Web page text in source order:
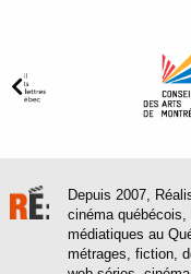
Depuis 2007,
cinéma
médiatiques au
métrages, fiction,